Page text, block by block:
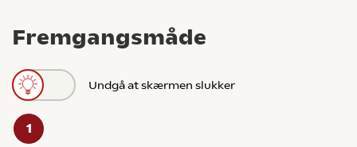
Fremgangsmåde
Undgå at skærmen slukker